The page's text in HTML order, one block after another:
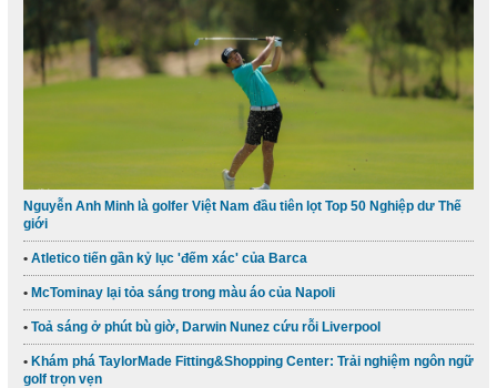
Nguyễn Anh Minh là golfer Việt Nam đầu tiên lọt Top 50 Nghiệp dư Thế
giới
Atletico tiến gần kỷ lục 'đếm xác' của Barca
McTominay lại tỏa sáng trong màu áo của Napoli
Toả sáng ở phút bù giờ, Darwin Nunez cứu rỗi Liverpool
Khám phá TaylorMade Fitting&Shopping Center: Trải nghiệm ngôn ngữ
golf trọn vẹn